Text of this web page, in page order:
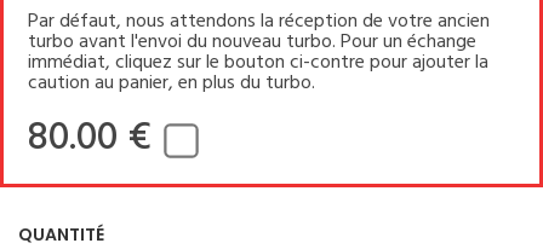
Par défaut, nous attendons la réception de votre ancien
turbo avant l'envoi du nouveau turbo. Pour un échange
immédiat, cliquez sur le bouton ci-contre pour ajouter la
caution au panier, en plus du turbo.
80.00 €
QUANTITÉ